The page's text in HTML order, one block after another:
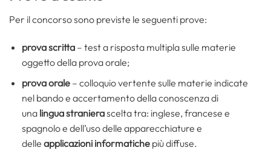
Per il concorso sono previste le seguenti prove:
prova scritta – test a risposta multipla sulle materie
oggetto della prova orale;
prova orale – colloquio vertente sulle materie indicate
nel bando e accertamento della conoscenza di
una lingua stranierascelta tra: inglese, francese e
spagnolo e dell’uso delle apparecchiature e
delle applicazioni informatichepiù diffuse.